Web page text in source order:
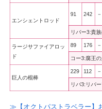
エンシェントロッド
91 242 －
リバー3:貴
ラージサファイアロッ
ド
89 176 －
コー3:腐王
巨人の棍棒
229 112 －
リバ3:リバ
≫【オクトパストラベラー】